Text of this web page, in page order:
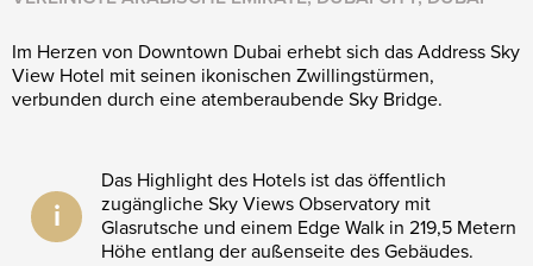
Im Herzen von Downtown Dubai erhebt sich das Address Sky
View Hotel mit seinen ikonischen Zwillings­türmen,
verbunden durch eine atemberaubende Sky Bridge.
i
Das Highlight des Hotels ist das öffentlich
zugängliche Sky Views Observatory mit
Glasrutsche und einem Edge Walk in 219,5 Metern
Höhe entlang der außenseite des Gebäudes.